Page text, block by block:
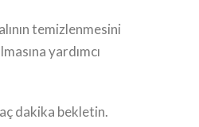
temizlenmesini
yardımcı
dakika bekletin.